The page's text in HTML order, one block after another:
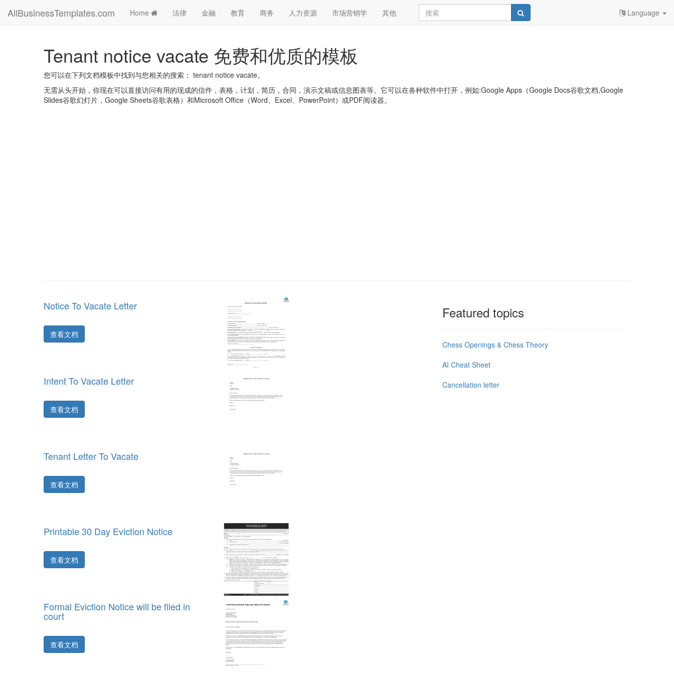
AllBusinessTemplates.com Home 法律 金融 教育 商务 人力资源 市场营销学 其他 Language
Tenant notice vacate 免费和优质的模板
您可以在下列文档模板中找到与您相关的搜索： tenant notice vacate。
无需从头开始，你现在可以直接访问有用的现成的信件，表格，计划，简历，合同，演示文稿或信息图表等。它可以在各种软件中打开，例如:Google Apps（Google Docs谷歌文档,Google
Slides谷歌幻灯片，Google Sheets谷歌表格）和Microsoft Office（Word、Excel、PowerPoint）或PDF阅读器。
Notice To Vacate Letter
查看文档
Intent To Vacate Letter
查看文档
Tenant Letter To Vacate
查看文档
Printable 30 Day Eviction Notice
查看文档
Formal Eviction Notice will be filed in
court
查看文档
Featured topics
Chess Openings & Chess Theory
AI Cheat Sheet
Cancellation letter